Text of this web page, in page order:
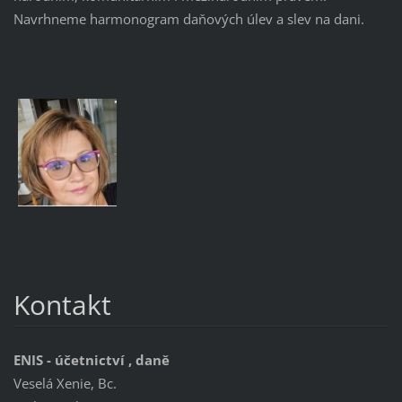
Navrhneme harmonogram daňových úlev a slev na dani.
Kontakt
ENIS - účetnictví , daně
Veselá Xenie, Bc.